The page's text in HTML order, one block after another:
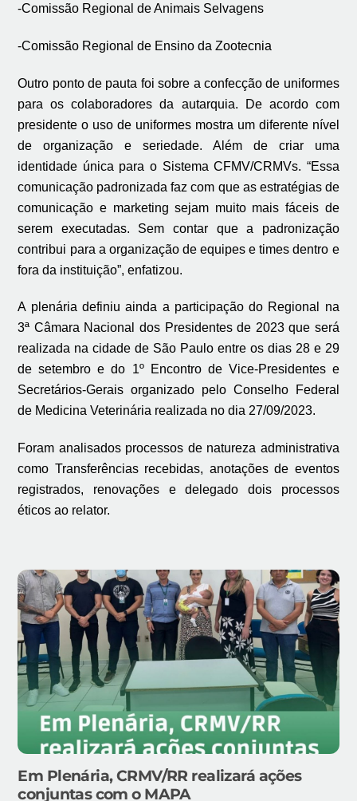
-Comissão Regional de Animais Selvagens
-Comissão Regional de Ensino da Zootecnia
Outro ponto de pauta foi sobre a confecção de uniformes
para os colaboradores da autarquia. De acordo com
presidente o uso de uniformes mostra um diferente nível
de organização e seriedade. Além de criar uma
identidade única para o Sistema CFMV/CRMVs. “Essa
comunicação padronizada faz com que as estratégias de
comunicação e marketing sejam muito mais fáceis de
serem executadas. Sem contar que a padronização
contribui para a organização de equipes e times dentro e
fora da instituição”, enfatizou.
A plenária definiu ainda a participação do Regional na
3ª Câmara Nacional dos Presidentes de 2023 que será
realizada na cidade de São Paulo entre os dias 28 e 29
de setembro e do 1º Encontro de Vice-Presidentes e
Secretários-Gerais organizado pelo Conselho Federal
de Medicina Veterinária realizada no dia 27/09/2023.
Foram analisados processos de natureza administrativa
como Transferências recebidas, anotações de eventos
registrados, renovações e delegado dois processos
éticos ao relator.
Em Plenária, CRMV/RR realizará ações
conjuntas com o MAPA